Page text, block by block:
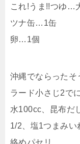
これ!うま!!つゆ…
ツナ缶…1缶
卵…1個
沖縄でならったそ
ラード小さじ2で
水100cc、昆布だ
1/2、塩1つまみい
絡めパセリ